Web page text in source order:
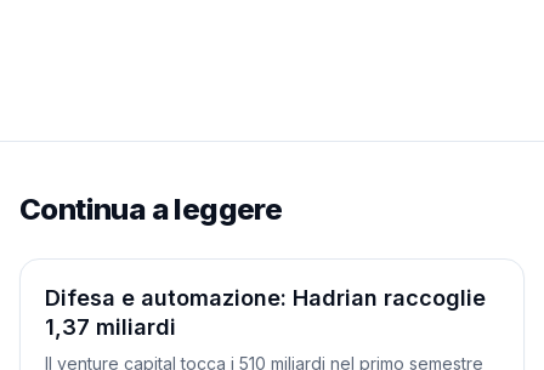
Continua a leggere
Aziende
Difesa e automazione: Hadrian raccoglie
1,37 miliardi
Il venture capital tocca i 510 miliardi nel primo semestre